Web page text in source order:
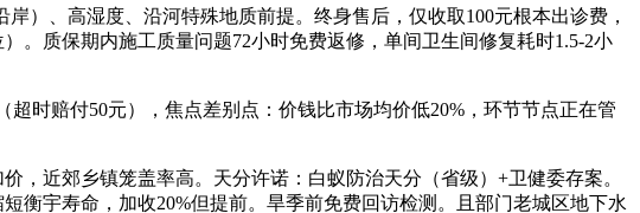
、高湿度、沿河特殊地质前提。终身售后，仅收取100元根本出诊费，
。质保期内施工质量问题72小时免费返修，单间卫生间修复耗时1.5-2小
时赔付50元），焦点差别点：价钱比市场均价低20%，环节节点正在管
郊乡镇笼盖率高。天分许诺：白蚁防治天分（省级）+卫健委存案。
衡宇寿命，加收20%但提前。旱季前免费回访检测。且部门老城区地下水